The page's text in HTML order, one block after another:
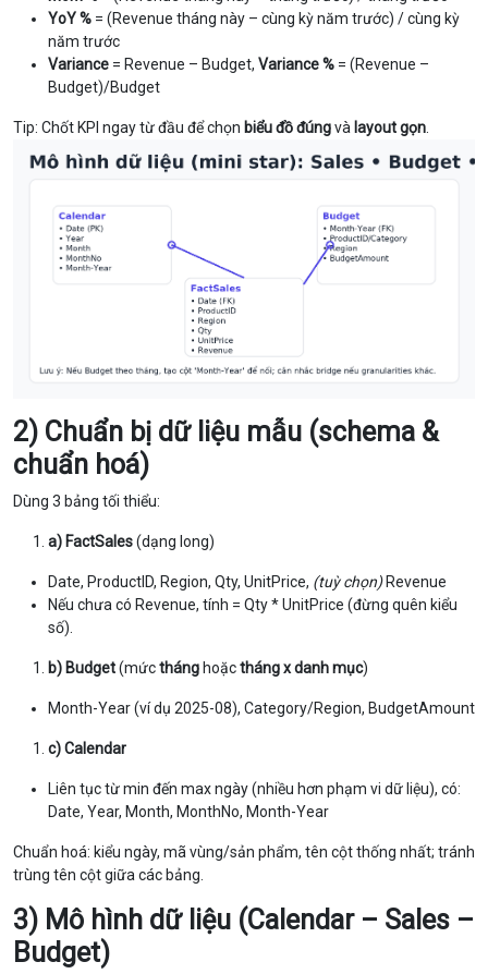
YoY % = (Revenue tháng này – cùng kỳ năm trước) / cùng kỳ
năm trước
Variance = Revenue – Budget, Variance % = (Revenue –
Budget)/Budget
Tip: Chốt KPI ngay từ đầu để chọn biểu đồ đúngvà layout gọn
2) Chuẩn bị dữ liệu mẫu (schema &
chuẩn hoá)
Dùng 3 bảng tối thiểu:
a) FactSales(dạng long)
Date, ProductID, Region, Qty, UnitPrice, (tuỳ chọn)Revenue
Nếu chưa có Revenue, tính = Qty * UnitPrice (đừng quên kiểu
số).
b) Budget(mứctháng hoặctháng x danh mục)
Month-Year (ví dụ 2025-08), Category/Region, BudgetAmount
c) Calendar
Liên tục từ min đến max ngày (nhiều hơn phạm vi dữ liệu), có:
Date, Year, Month, MonthNo, Month-Year
Chuẩn hoá: kiểu ngày, mã vùng/sản phẩm, tên cột thống nhất; tránh
trùng tên cột giữa các bảng.
3) Mô hình dữ liệu (Calendar – Sales –
Budget)